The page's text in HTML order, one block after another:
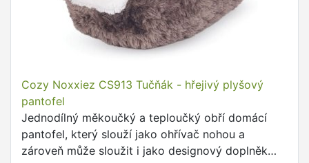
Cozy Noxxiez CS913 Tučňák - hřejivý plyšový
pantofel
Jednodílný měkoučký a teploučký obří domácí
pantofel, který slouží jako ohřívač nohou a
zároveň může sloužit i jako designový doplněk